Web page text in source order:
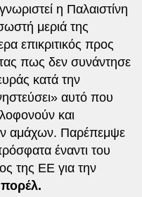
η Παλαιστίνη
μεριά της
επικριτικός προς
πως δεν συνάντησε
κατά την
αυτό που
και
αμάχων. Παρέπεμψε
έναντι του
της ΕΕ για την